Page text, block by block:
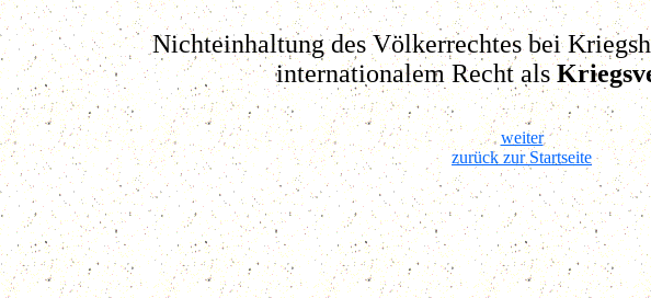
Nichteinhaltung des Völkerrechtes bei
internationalem Recht als
weiter
zurück zur Startseite